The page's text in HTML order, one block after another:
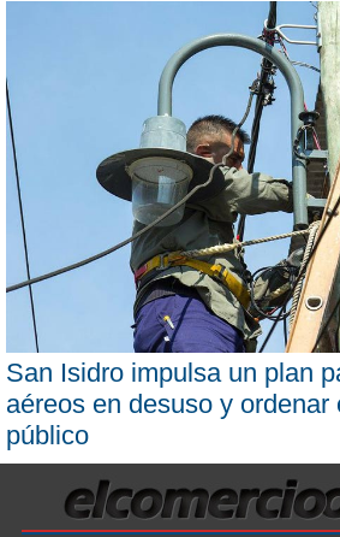
San Isidro impulsa un plan
aéreos en desuso y ordenar
público